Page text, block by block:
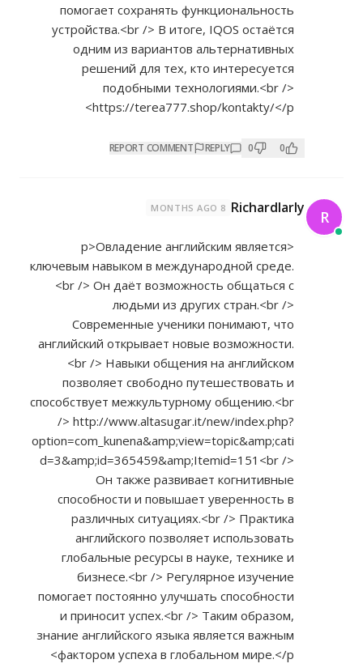
помогает сохранять функциональность
устройства.<br /> В итоге, IQOS остаётся
одним из вариантов альтернативных
решений для тех, кто интересуется
подобными технологиями.<br />
https://terea777.shop/kontakty/</p>
0
0
REPLY
REPORT COMMENT
R
Richardlarly
8 MONTHS AGO
<p>Овладение английским является
ключевым навыком в международной среде.
<br /> Он даёт возможность общаться с
людьми из других стран.<br />
Современные ученики понимают, что
английский открывает новые возможности.
<br /> Навыки общения на английском
позволяет свободно путешествовать и
способствует межкультурному общению.<br
/> http://www.altasugar.it/new/index.php?
option=com_kunena&amp;view=topic&amp;cati
d=3&amp;id=365459&amp;Itemid=151<br />
Он также развивает когнитивные
способности и повышает уверенность в
различных ситуациях.<br /> Практика
английского позволяет использовать
глобальные ресурсы в науке, технике и
бизнесе.<br /> Регулярное изучение
помогает постоянно улучшать способности
и приносит успех.<br /> Таким образом,
знание английского языка является важным
фактором успеха в глобальном мире.</p>